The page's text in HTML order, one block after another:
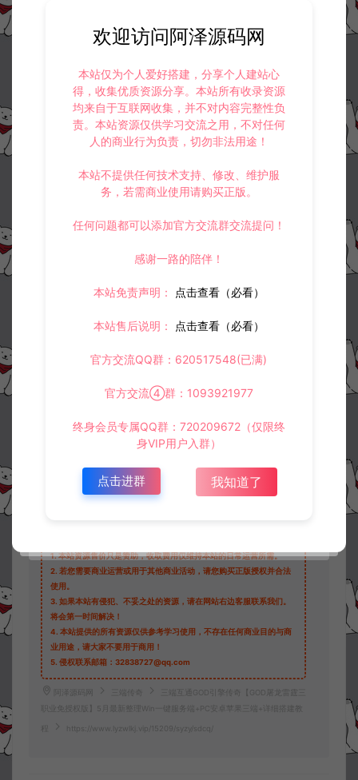
此资源仅限注册用户下载，请先 登录
打赏
1.本站资源售价只是赞助，收取费用仅维持本站的日常运营所需。
2. 若您需要商业运营或用于其他商业活动，请您购买正版授权并合法
使用。
3. 如果本站有侵犯、不妥之处的资源，请在网站右边客服联系我们。
将会第一时间解决！
4. 本站提供的所有资源仅供参考学习使用，不存在任何商业目的与商
业用途，请大家不要用于商用！
5. 侵权联系邮箱：32838727@qq.com
阿泽源码网 三端传奇
三端互通GOD引擎传奇【GOD屠龙雷霆三
职业免授权版】5月最新整理Win一键服务端+PC安卓苹果三端+详细搭建教
程 https://www.lyzwlkj.vip/15209/syzy/sdcq/
欢迎访问阿泽源码网
本站仅为个人爱好搭建，分享个人建站心
得，收集优质资源分享。本站所有收录资源
均来自于互联网收集，并不对内容完整性负
责。本站资源仅供学习交流之用，不对任何
人的商业行为负责，切勿非法用途！
本站不提供任何技术支持、修改、维护服
务，若需商业使用请购买正版。
任何问题都可以添加官方交流群交流提问！
感谢一路的陪伴！
本站免责声明： 点击查看（必看）
本站售后说明： 点击查看（必看）
官方交流QQ群：620517548(已满)
官方交流④群：1093921977
终身会员专属QQ群：720209672（仅限终
身VIP用户入群）
点击进群 我知道了